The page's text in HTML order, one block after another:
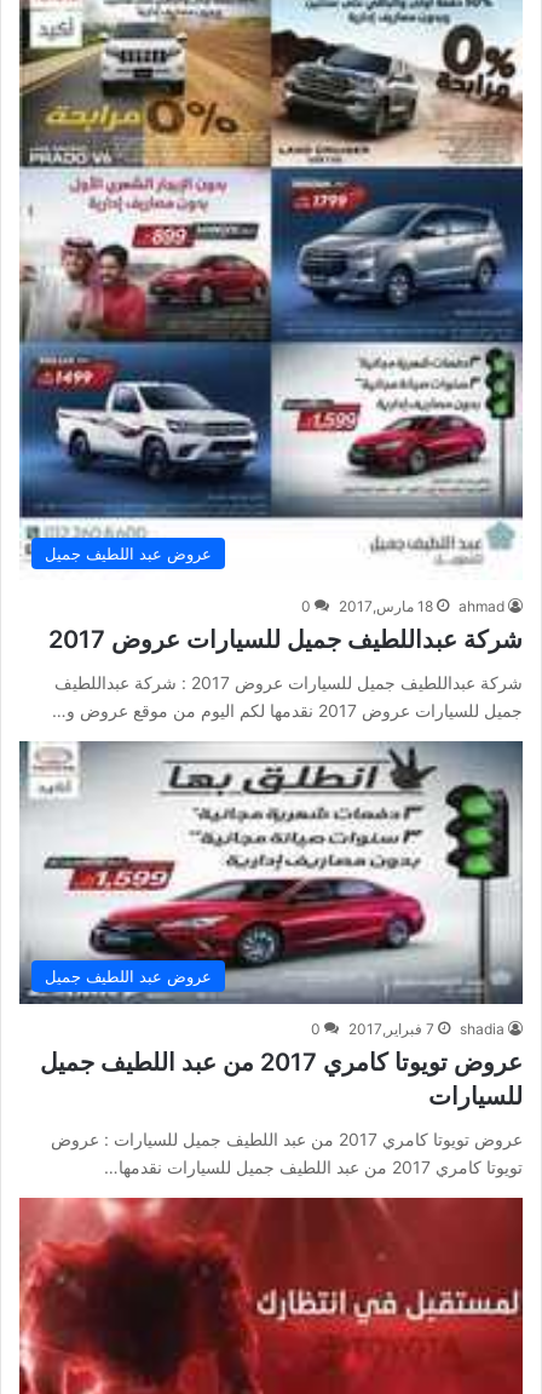
عروض عبد اللطيف جميل
ahmad 18 مارس,2017 0
شركة عبداللطيف جميل للسيارات عروض 2017
شركة عبداللطيف جميل للسيارات عروض 2017 : شركة عبداللطيف
جميل للسيارات عروض 2017 نقدمها لكم اليوم من موقع عروض و…
عروض عبد اللطيف جميل
shadia 7 فبراير,2017 0
عروض تويوتا كامري 2017 من عبد اللطيف جميل
للسيارات
عروض تويوتا كامري 2017 من عبد اللطيف جميل للسيارات : عروض
تويوتا كامري 2017 من عبد اللطيف جميل للسيارات نقدمها…